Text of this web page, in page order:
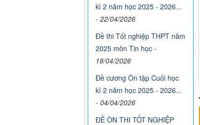
kì 2 năm học 2025 - 2026...
- 22/04/2026
Đề thi Tốt nghiệp THPT năm
2025 môn Tin học -
18/04/2026
Đề cương Ôn tập Cuối học
kì 2 năm học 2025 - 2026...
- 04/04/2026
ĐỀ ÔN THI TỐT NGHIỆP